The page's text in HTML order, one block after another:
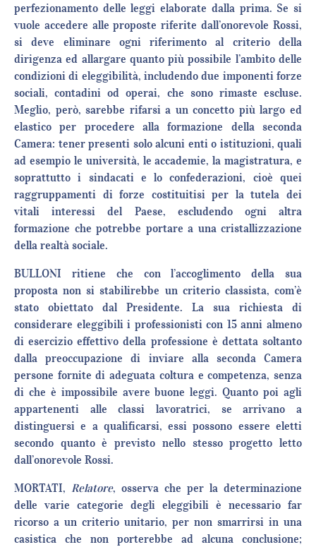
perfezionamento delle leggi elaborate dalla prima. Se si
vuole accedere alle proposte riferite dall’onorevole Rossi,
si deve eliminare ogni riferimento al criterio della
dirigenza ed allargare quanto più possibile l’ambito delle
condizioni di eleggibilità, includendo due imponenti forze
sociali, contadini od operai, che sono rimaste escluse.
Meglio, però, sarebbe rifarsi a un concetto più largo ed
elastico per procedere alla formazione della seconda
Camera: tener presenti solo alcuni enti o istituzioni, quali
ad esempio le università, le accademie, la magistratura, e
soprattutto i sindacati e lo confederazioni, cioè quei
raggruppamenti di forze costituitisi per la tutela dei
vitali interessi del Paese, escludendo ogni altra
formazione che potrebbe portare a una cristallizzazione
della realtà sociale.
BULLONI ritiene che con l’accoglimento della sua
proposta non si stabilirebbe un criterio classista, com’è
stato obiettato dal Presidente. La sua richiesta di
considerare eleggibili i professionisti con 15 anni almeno
di esercizio effettivo della professione è dettata soltanto
dalla preoccupazione di inviare alla seconda Camera
persone fornite di adeguata coltura e competenza, senza
di che è impossibile avere buone leggi. Quanto poi agli
appartenenti alle classi lavoratrici, se arrivano a
distinguersi e a qualificarsi, essi possono essere eletti
secondo quanto è previsto nello stesso progetto letto
dall’onorevole Rossi.
MORTATI, Relatore, osserva che per la determinazione
delle varie categorie degli eleggibili è necessario far
ricorso a un criterio unitario, per non smarrirsi in una
casistica che non porterebbe ad alcuna conclusione;